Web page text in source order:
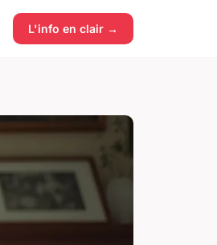
L'info en clair →